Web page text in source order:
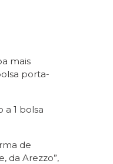
mais
porta-
a 1 bolsa
de
da Arezzo”,